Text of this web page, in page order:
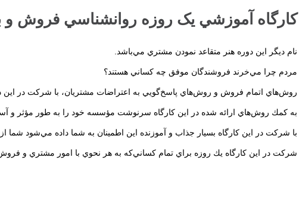
كارگاه آموزشي یک روزه روانشناسي فروش و
نام ديگر اين دوره هنر متقاعد نمودن مشتري مي‌باشد.
مردم چرا مي‌خرند فروشندگان موفق چه كساني هستند؟
روش‌هاي اتمام فروش و روش‌هاي پاسخ‌گويي به اعتراضات مشتريان، با شركت در
به كمك روش‌هاي ارائه شده در اين كارگاه سرنوشت مؤسسه خود را به طور مؤثر و
با شركت در اين كارگاه بسيار جذاب و آموزنده اين اطمينان به شما داده مي‌شود
شركت در اين كارگاه يك روزه براي تمام كساني‌كه به هر نحوي با امور مشتري و